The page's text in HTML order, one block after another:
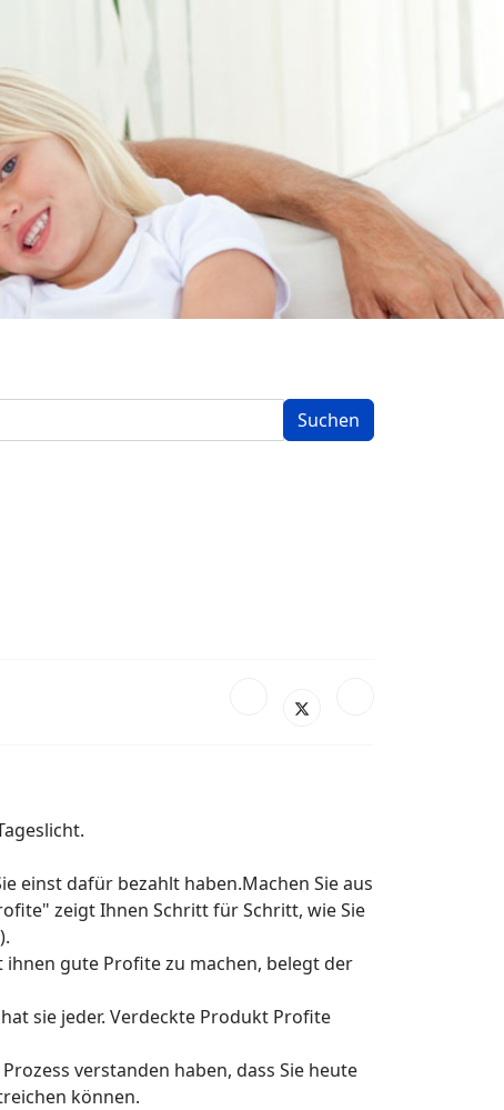
Suchen
einst dafür bezahlt haben.Machen Sie aus
zeigt Ihnen Schritt für Schritt, wie Sie
gute Profite zu machen, belegt der
sie jeder. Verdeckte Produkt Profite
verstanden haben, dass Sie heute
können.